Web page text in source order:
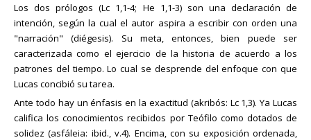
Los dos prólogos (Lc 1,1-4; He 1,1-3) son una declaración de
intención, según la cual el autor aspira a escribir con orden una
"narración" (diégesis). Su meta, entonces, bien puede ser
caracterizada como el ejercicio de la historia de acuerdo a los
patrones del tiempo. Lo cual se desprende del enfoque con que
Lucas concibió su tarea.
Ante todo hay un énfasis en la exactitud (akribós: Lc 1,3). Ya Lucas
califica los conocimientos recibidos por Teófilo como dotados de
solidez (asfáleia: ibid., v.4). Encima, con su exposición ordenada,